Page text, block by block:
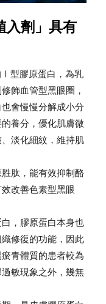
入劑」具有
Ⅰ型膠原蛋白，為乳
飾血管型黑眼圈，
會慢慢分解成小分
養分，優化肌膚微
淡化細紋，維持肌
肽，能有效抑制酪
改善色素型黑眼
，膠原蛋白本身也
修復的功能，因此
青體質的患者較為
敏現象之外，幾無